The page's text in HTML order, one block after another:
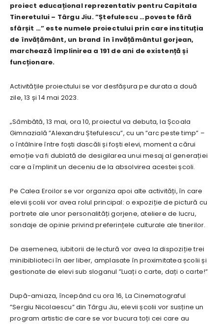
proiect educațional reprezentativ pentru Capitala
Tineretului – Târgu Jiu. ”Ștefulescu …poveste fără
sfârșit …” este numele proiectului prin care instituția
de învățământ, un brand în învățământul gorjean,
marchează împlinirea a 191 de ani de existență și
funcționare.
Activitățile proiectului se vor desfășura pe durata a două
zile, 13 și 14 mai 2023.
„Sâmbătă, 13 mai, ora 10, proiectul va debuta, la Școala
Gimnazială ”Alexandru Ștefulescu”, cu un ”arc peste timp” –
o întâlnire între foști dascăli și foști elevi, moment a cărui
emoție va fi dublată de desigilarea unui mesaj al generației
care a împlinit un deceniu de la absolvirea acestei școli.
Pe Calea Eroilor se vor organiza apoi alte activități, în care
elevii școlii vor avea rolul principal: o expoziție de pictură cu
portrete ale unor personalități gorjene, ateliere de lucru,
sondaje de opinie privind preferințele culturale ale tinerilor.
De asemenea, iubitorii de lectură vor avea la dispoziție trei
minibiblioteci în aer liber, amplasate în proximitatea școlii și
gestionate de elevi sub sloganul ”Luați o carte, dați o carte!”
După-amiaza, începând cu ora 16, La Cinematograful
”Sergiu Nicolaescu” din Târgu Jiu, elevii școlii vor susține un
program artistic de care se vor bucura toți cei care au